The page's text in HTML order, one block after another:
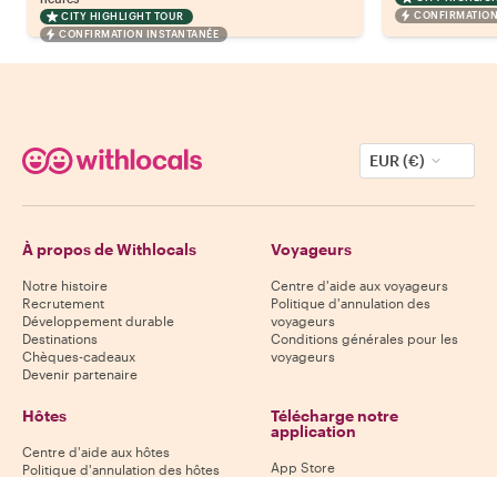
CITY HIGHLIGHT TOUR
CONFIRMATION INSTANTANÉE
EUR (€)
À propos de Withlocals
Notre histoire
Recrutement
Développement durable
Destinations
Chèques-cadeaux
Devenir partenaire
Voyageurs
Centre d'aide aux voyageurs
Politique d'annulation des
voyageurs
Conditions générales pour les
voyageurs
Hôtes
Centre d'aide aux hôtes
Politique d'annulation des hôtes
Télécharge notre
application
App Store